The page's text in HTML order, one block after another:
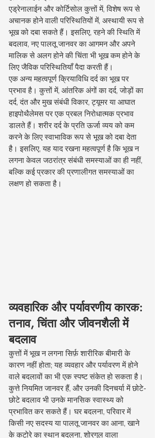
एड्रेनालाईन और कोर्टिसोल कुत्तों में, विशेष रूप से
अचानक होने वाली परिस्थितियों में, अस्थायी रूप से
भूख को दबा सकते हैं। इसलिए, रहने की स्थिति में
बदलाव, नए पालतू जानवर का आगमन और अपने
मालिक से अलग होने की चिंता भी भूख कम होने के
लिए जैविक परिस्थितियाँ पैदा करती हैं।
एक अन्य महत्वपूर्ण क्रियाविधि दर्द का भूख पर
प्रभाव है। कुत्तों में, आंतरिक अंगों का दर्द, जोड़ों का
दर्द, दंत और मुख संबंधी विकार, ट्यूमर या आघात
हाइपोथैलेमस पर एक प्रबल निरोधात्मक प्रभाव
डालते हैं। शरीर दर्द के प्रति ऊर्जा व्यय को कम
करने के लिए स्वाभाविक रूप से भूख को दबा देता
है। इसलिए, यह याद रखना महत्वपूर्ण है कि भूख न
लगना केवल जठरांत्र संबंधी समस्याओं का ही नहीं,
बल्कि कई प्रकार की प्रणालीगत समस्याओं का
लक्षण हो सकता है।
व्यवहारिक और पर्यावरणीय कारक:
तनाव, चिंता और जीवनशैली में
बदलाव
कुत्तों में भूख न लगना सिर्फ़ शारीरिक बीमारी के
कारण नहीं होता; यह व्यवहार और पर्यावरण में होने
वाले बदलावों का भी एक स्पष्ट संकेत हो सकता है।
कुत्ते नियमित जानवर हैं, और उनकी दिनचर्या में छोटे-
छोटे बदलाव भी उनके मानसिक स्वास्थ्य को
प्रभावित कर सकते हैं। घर बदलना, परिवार में
किसी नए सदस्य या पालतू जानवर का आना, खाने
के कटोरे का स्थान बदलना, शोरगुल वाला